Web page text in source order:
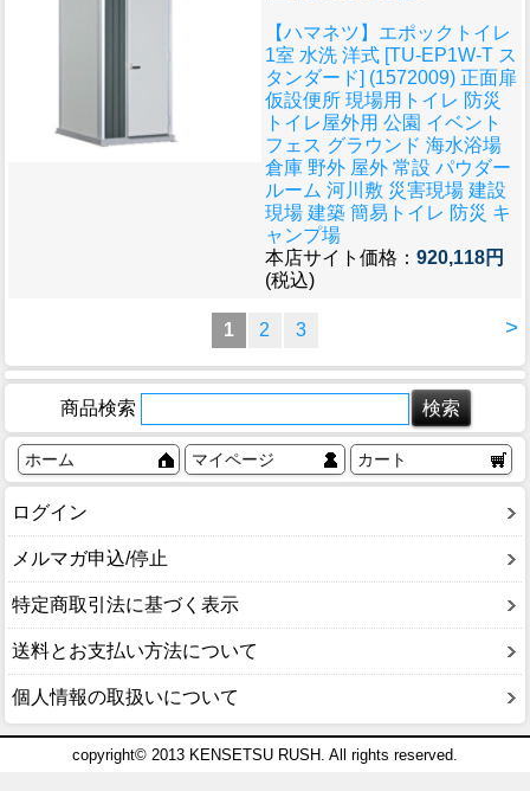
【ハマネツ】エポックトイレ
1室 水洗 洋式 [TU-EP1W-T ス
タンダード] (1572009) 正面扉
仮設便所 現場用トイレ 防災
トイレ屋外用 公園 イベント
フェス グラウンド 海水浴場
倉庫 野外 屋外 常設 パウダー
ルーム 河川敷 災害現場 建設
現場 建築 簡易トイレ 防災 キ
ャンプ場
本店サイト価格： 920,118円
(税込)
>
1 2 3
商品検索
ホーム マイページ カート
ログイン
メルマガ申込/停止
特定商取引法に基づく表示
送料とお支払い方法について
個人情報の取扱いについて
copyright© 2013 KENSETSU RUSH. All rights reserved.